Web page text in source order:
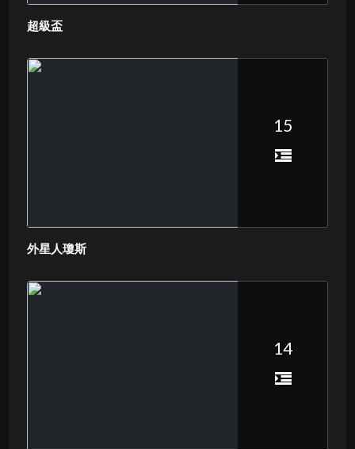
超級盃
15
外星人瓊斯
14